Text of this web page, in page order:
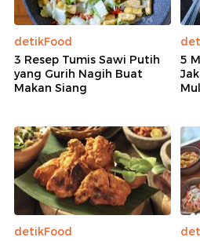
detikFood
3 Resep Tumis Sawi Putih
yang Gurih Nagih Buat
Makan Siang
5
detikFood